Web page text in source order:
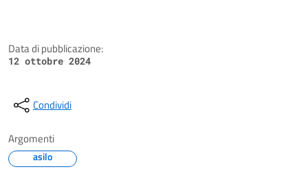
Data di pubblicazione:
12 ottobre 2024
Condividi
Argomenti
asilo